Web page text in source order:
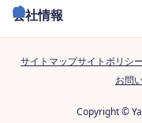
会社情報
サイトマップサイトポリシー
お問
Copyright ©